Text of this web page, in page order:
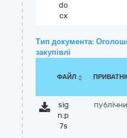
do
cx
Тип документа:
закупівлі
ФАЙЛ
sig
n.p
7s